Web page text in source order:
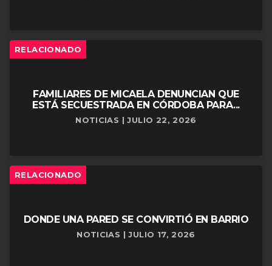
RELACIONADO
FAMILIARES DE MICAELA DENUNCIAN QUE
ESTÁ SECUESTRADA EN CÓRDOBA PARA...
NOTICIAS | JULIO 22, 2026
RELACIONADO
DONDE UNA PARED SE CONVIRTIÓ EN BARRIO
NOTICIAS | JULIO 17, 2026